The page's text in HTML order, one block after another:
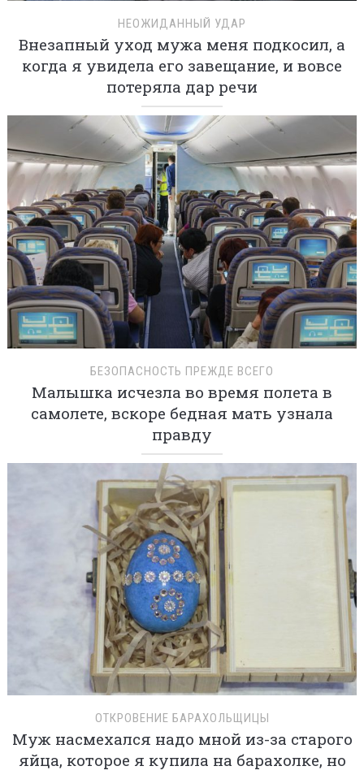
НЕОЖИДАННЫЙ УДАР
Внезапный уход мужа меня подкосил, а
когда я увидела его завещание, и вовсе
потеряла дар речи
БЕЗОПАСНОСТЬ ПРЕЖДЕ ВСЕГО
Малышка исчезла во время полета в
самолете, вскоре бедная мать узнала
правду
ОТКРОВЕНИЕ БАРАХОЛЬЩИЦЫ
Муж насмехался надо мной из-за старого
яйца, которое я купила на барахолке, но